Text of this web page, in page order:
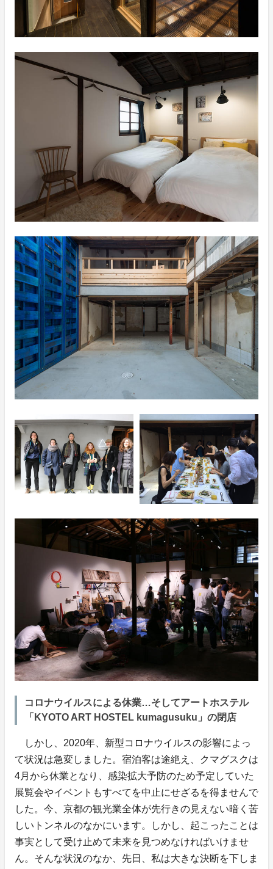
コロナウイルスによる休業…そしてアートホステル
「KYOTO ART HOSTEL kumagusuku」の閉店
しかし、2020年、新型コロナウイルスの影響によっ
て状況は急変しました。宿泊客は途絶え、クマグスクは
4月から休業となり、感染拡大予防のため予定していた
展覧会やイベントもすべてを中止にせざるを得ませんで
した。今、京都の観光業全体が先行きの見えない暗く苦
しいトンネルのなかにいます。しかし、起こったことは
事実として受け止めて未来を見つめなければいけませ
ん。そんな状況のなか、先日、私は大きな決断を下しま